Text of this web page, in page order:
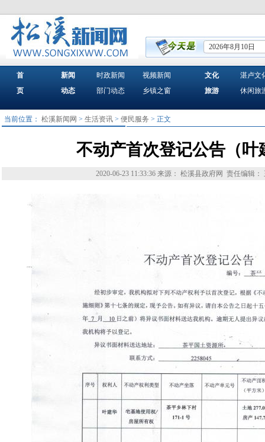
2026年8月10日
首
页
新闻
动态
时政新闻
部门动态
视频新闻
乡镇之窗
文化
旅游
湛卢文
休闲旅
当前位置：松溪新闻网 >生活资讯 >便民服务 > 正文
不动产首次登记公告（叶
2020-06-23 11:33:36 来源： 松溪县政府网 责任编辑：